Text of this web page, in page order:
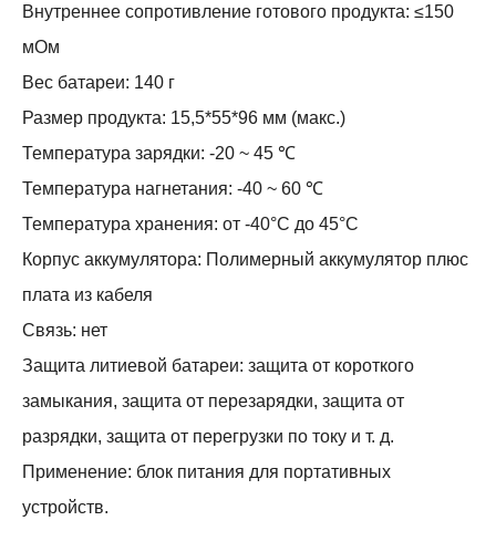
Внутреннее сопротивление готового продукта: ≤150
мОм
Вес батареи: 140 г
Размер продукта: 15,5*55*96 мм (макс.)
Температура зарядки: -20 ~ 45 ℃
Температура нагнетания: -40 ~ 60 ℃
Температура хранения: от -40°С до 45°С
Корпус аккумулятора: Полимерный аккумулятор плюс
плата из кабеля
Связь: нет
Защита литиевой батареи: защита от короткого
замыкания, защита от перезарядки, защита от
разрядки, защита от перегрузки по току и т. д.
Применение: блок питания для портативных
устройств.